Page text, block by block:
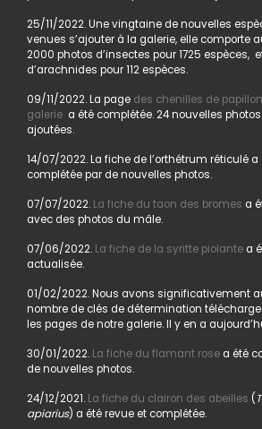
25/11/2022. Une vingtaine de nouvelles
venues s’ajouter à la galerie, elle comporte
2000 photos d’insectes pour 1725 espèces,
d’arachnides pour 112 espèces.
09/11/2022. La page des chenilles de
galerie a été complétée. 24 nouvelles
ajoutées.
14/07/2022. La fiche de l’orthétrum réticulé a
complétée par de nouvelles photos.
07/07/2022. La fiche du taon des bromes a
avec des photos du mâle.
07/06/2022. La fiche de la syritte piolantea
actualisée.
01/02/2022. Nous avons significativement
nombre de clés de détermination
les pages de notre galerie. Il y en a
30/01/2022. La fiche du flamant rosea été
de nouvelles photos.
24/12/2021. La fiche du clairon des abeilles (
apiarius) a été revue et complétée.